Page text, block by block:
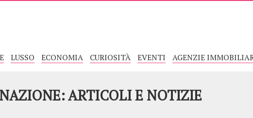
LUSSO ECONOMIA CURIOSITÀ EVENTI AGENZIE
ARTICOLI E NOTIZIE